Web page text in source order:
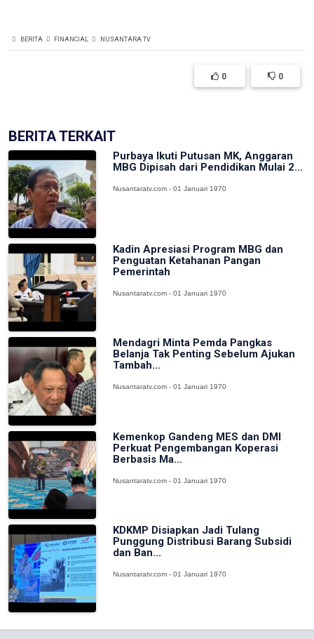
BERITA FINANCIAL NUSANTARA TV
0 0
BERITA TERKAIT
Purbaya Ikuti Putusan MK, Anggaran
MBG Dipisah dari Pendidikan Mulai 2...
Nusantaratv.com - 01 Januari 1970
Kadin Apresiasi Program MBG dan
Penguatan Ketahanan Pangan
Pemerintah
Nusantaratv.com - 01 Januari 1970
Mendagri Minta Pemda Pangkas
Belanja Tak Penting Sebelum Ajukan
Tambah...
Nusantaratv.com - 01 Januari 1970
Kemenkop Gandeng MES dan DMI
Perkuat Pengembangan Koperasi
Berbasis Ma...
Nusantaratv.com - 01 Januari 1970
KDKMP Disiapkan Jadi Tulang
Punggung Distribusi Barang Subsidi
dan Ban...
Nusantaratv.com - 01 Januari 1970